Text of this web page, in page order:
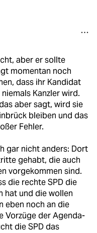
aber er sollte
momentan noch
dass ihr Kandidat
Kanzler wird.
aber sagt, wird sie
bleiben und das
Fehler.
gar nicht anders: Dort
gehabt, die auch
vorgekommen sind.
die rechte SPD die
hat und die wollen
eben noch an die
Vorzüge der Agenda-
die SPD das